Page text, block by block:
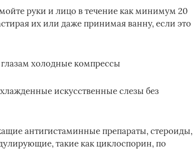
руки и лицо в течение как минимум 20
их или даже принимая ванну, если это
холодные компрессы
искусственные слезы без
антигистаминные препараты, стероиды,
такие как циклоспорин, по